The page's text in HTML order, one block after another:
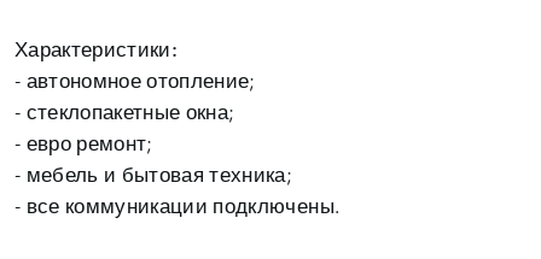
Характеристики:
- автономное отопление;
- стеклопакетные окна;
- евро ремонт;
- мебель и бытовая техника;
- все коммуникации подключены.